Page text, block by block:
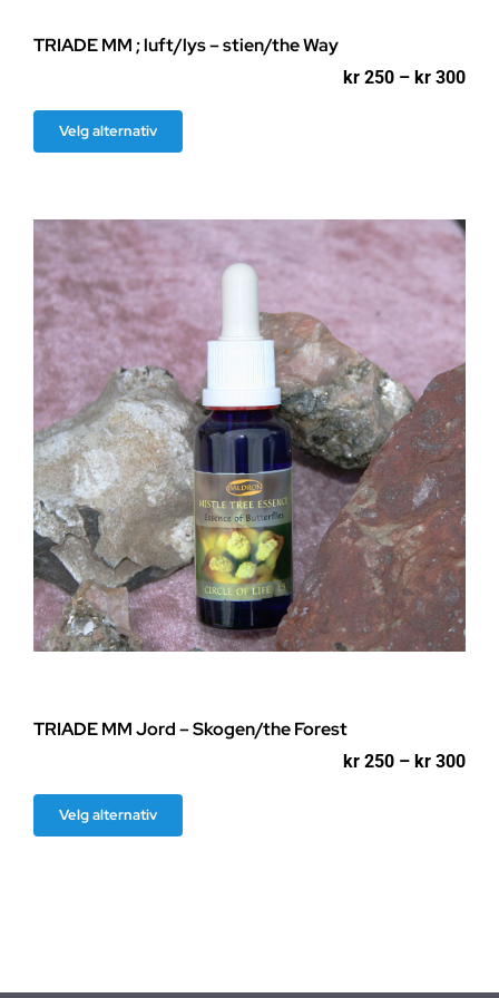
TRIADE MM ; luft/lys – stien/the Way
kr 250 – kr 300
Velg alternativ
produktet
flere
Alternativene
velges
på
produktsiden
TRIADE MM Jord – Skogen/the Forest
kr 250 – kr 300
Velg alternativ
produktet
kan